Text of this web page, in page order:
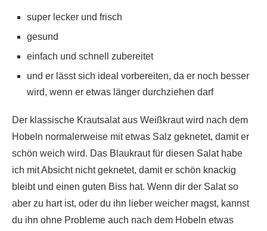
super lecker und frisch
gesund
einfach und schnell zubereitet
und er lässt sich ideal vorbereiten, da er noch besser
wird, wenn er etwas länger durchziehen darf
Der klassische Krautsalat aus Weißkraut wird nach dem
Hobeln normalerweise mit etwas Salz geknetet, damit er
schön weich wird. Das Blaukraut für diesen Salat habe
ich mit Absicht nicht geknetet, damit er schön knackig
bleibt und einen guten Biss hat. Wenn dir der Salat so
aber zu hart ist, oder du ihn lieber weicher magst, kannst
du ihn ohne Probleme auch nach dem Hobeln etwas